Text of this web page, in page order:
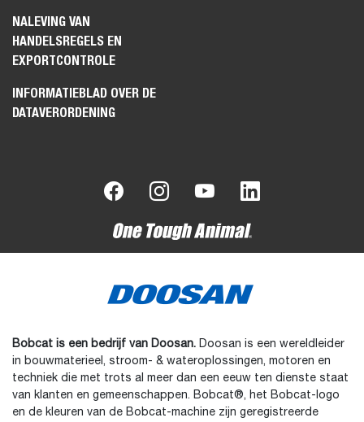
NALEVING VAN
HANDELSREGELS EN
EXPORTCONTROLE
INFORMATIEBLAD OVER DE
DATAVERORDENING
Bobcat is een bedrijf van Doosan. Doosan is een wereldleider
in bouwmaterieel, stroom- & wateroplossingen, motoren en
techniek die met trots al meer dan een eeuw ten dienste staat
van klanten en gemeenschappen. Bobcat®, het Bobcat-logo
en de kleuren van de Bobcat-machine zijn geregistreerde